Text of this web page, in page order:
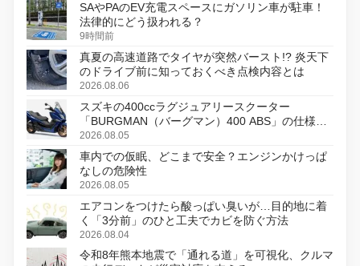
SAやPAのEV充電スペースにガソリン車が駐車！
法律的にどう扱われる？
9時間前
真夏の高速道路でタイヤが突然バースト!? 炎天下
のドライブ前に知っておくべき点検内容とは
2026.08.06
スズキの400ccラグジュアリースクーター
「BURGMAN（バーグマン）400 ABS」の仕様を
変更し、8月18日に発売
2026.08.05
車内での仮眠、どこまで安全？エンジンかけっぱ
なしの危険性
2026.08.05
エアコンをつけたら酸っぱい臭いが…目的地に着
く「3分前」のひと工夫でカビを防ぐ方法
2026.08.04
令和8年熊本地震で「通れる道」を可視化、クルマ